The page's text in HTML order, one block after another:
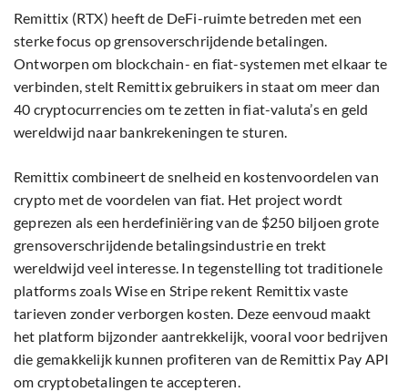
Remittix (RTX) heeft de DeFi-ruimte betreden met een
sterke focus op grensoverschrijdende betalingen.
Ontworpen om blockchain- en fiat-systemen met elkaar te
verbinden, stelt Remittix gebruikers in staat om meer dan
40 cryptocurrencies om te zetten in fiat-valuta’s en geld
wereldwijd naar bankrekeningen te sturen.
Remittix combineert de snelheid en kostenvoordelen van
crypto met de voordelen van fiat. Het project wordt
geprezen als een herdefiniëring van de $250 biljoen grote
grensoverschrijdende betalingsindustrie en trekt
wereldwijd veel interesse. In tegenstelling tot traditionele
platforms zoals Wise en Stripe rekent Remittix vaste
tarieven zonder verborgen kosten. Deze eenvoud maakt
het platform bijzonder aantrekkelijk, vooral voor bedrijven
die gemakkelijk kunnen profiteren van de Remittix Pay API
om cryptobetalingen te accepteren.